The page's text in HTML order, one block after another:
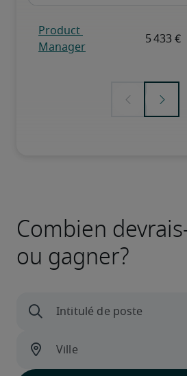
Combien
ou gagner?